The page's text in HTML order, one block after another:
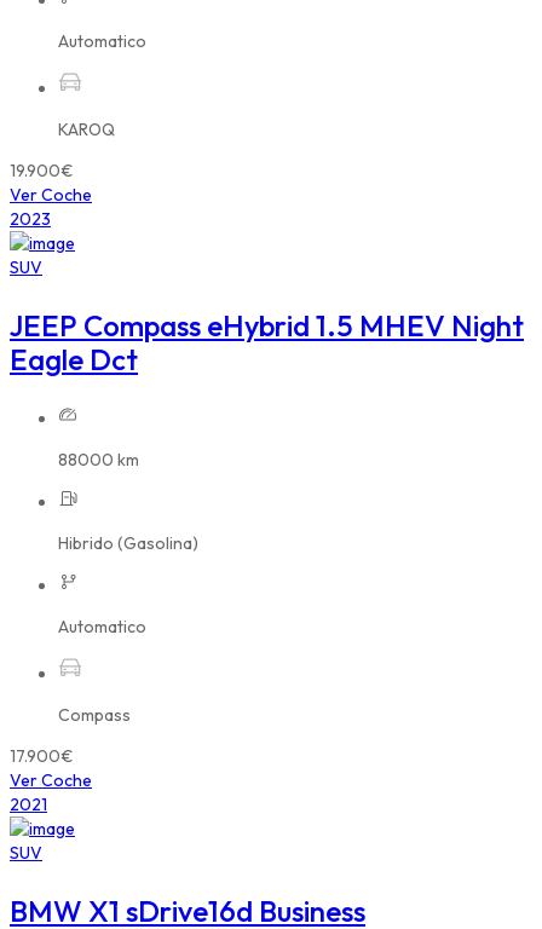
Automatico
KAROQ
19.900€
Ver Coche
2023
SUV
JEEP Compass eHybrid 1.5 MHEV Night
Eagle Dct
88000 km
Hibrido (Gasolina)
Automatico
Compass
17.900€
Ver Coche
2021
SUV
BMW X1 sDrive16d Business